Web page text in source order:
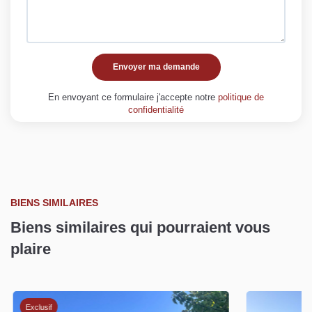
Envoyer ma demande
En envoyant ce formulaire j'accepte notre politique de
confidentialité
BIENS SIMILAIRES
Biens similaires qui pourraient vous
plaire